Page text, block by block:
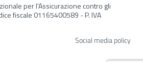
per l'Assicurazione contro gli
fiscale 01165400589 - P. IVA
Social media policy